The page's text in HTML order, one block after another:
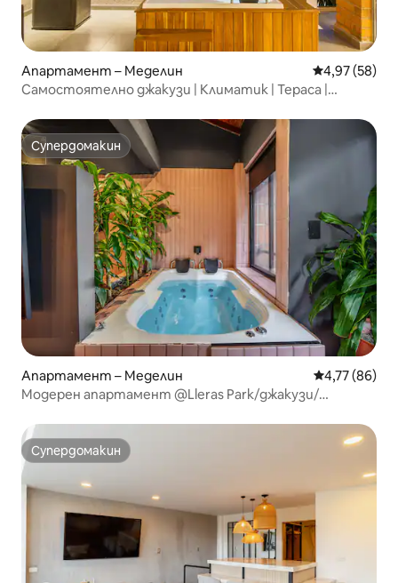
Апартамент – Меделин Средна
4,97 (58)
Самостоятелно джакузи | Климатик | Тераса |
Супердомакин
Супердомакин
Апартамент – Меделин Средна
4,77 (86)
Модерен апартамент @Lleras Park/джакузи/
Супердомакин
Супердомакин